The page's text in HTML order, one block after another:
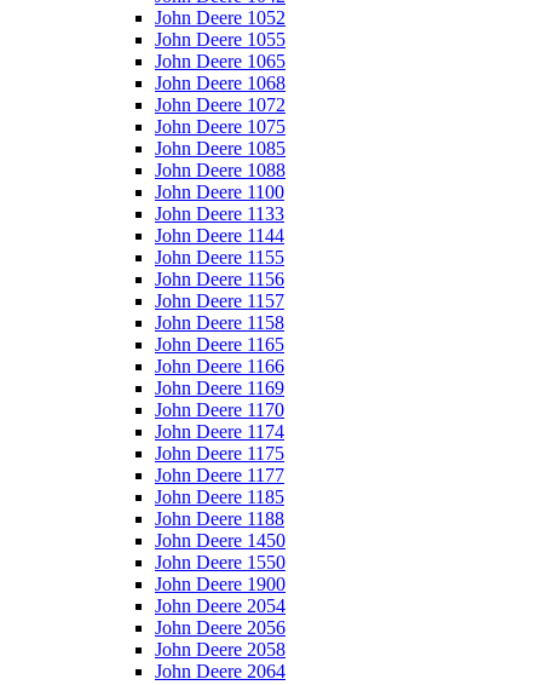
John Deere 1052
John Deere 1055
John Deere 1065
John Deere 1068
John Deere 1072
John Deere 1075
John Deere 1085
John Deere 1088
John Deere 1100
John Deere 1133
John Deere 1144
John Deere 1155
John Deere 1156
John Deere 1157
John Deere 1158
John Deere 1165
John Deere 1166
John Deere 1169
John Deere 1170
John Deere 1174
John Deere 1175
John Deere 1177
John Deere 1185
John Deere 1188
John Deere 1450
John Deere 1550
John Deere 1900
John Deere 2054
John Deere 2056
John Deere 2058
John Deere 2064